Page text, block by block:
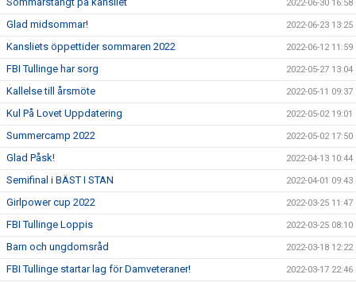
2022-06-30 16:58
Glad midsommar! 2022-06-23 13:25
Kansliets öppettider sommaren 2022 2022-06-12 11:59
FBI Tullinge har sorg 2022-05-27 13:04
Kallelse till årsmöte 2022-05-11 09:37
Kul På Lovet Uppdatering 2022-05-02 19:01
Summercamp 2022 2022-05-02 17:50
Glad Påsk! 2022-04-13 10:44
Semifinal i BÄST I STAN 2022-04-01 09:43
Girlpower cup 2022 2022-03-25 11:47
FBI Tullinge Loppis 2022-03-25 08:10
Barn och ungdomsråd 2022-03-18 12:22
FBI Tullinge startar lag för Damveteraner! 2022-03-17 22:46